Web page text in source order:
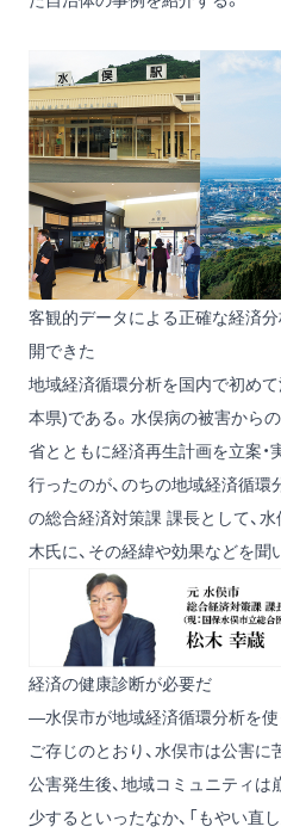
客観的データによる正確な経済
開できた
地域経済循環分析を国内で初め
本県)である。水俣病の被害から
省とともに経済再生計画を立案
行ったのが、のちの地域経済循環
の総合経済対策課 課長として、
木氏に、その経緯や効果などを聞
経済の健康診断が必要だ
―水俣市が地域経済循環分析を使
ご存じのとおり、水俣市は公害に
公害発生後、地域コミュニティは
少するといったなか、「もやい直